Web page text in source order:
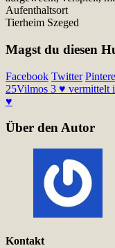
Aufenthaltsort
Tierheim Szeged
Magst du diesen
Facebook Twitter
25Vilmos 3 ♥ vermittelt
♥
Über den Autor
Kontakt